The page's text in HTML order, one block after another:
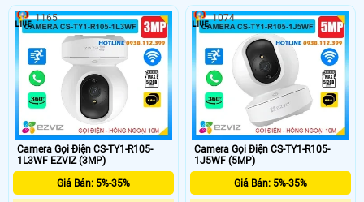
Camera Gọi Điện CS-TY1-R105-
1L3WF EZVIZ (3MP)
Giá Bán: 5%-35%
1165
Camera Gọi Điện CS-TY1-R105-
1J5WF (5MP)
Giá Bán: 5%-35%
1074